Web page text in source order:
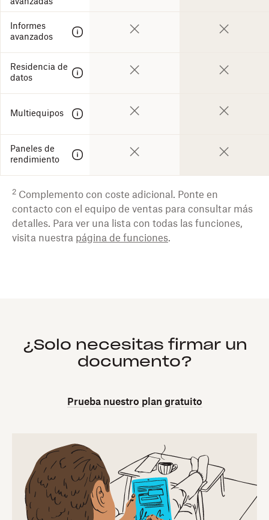
avanzadas
Informes
avanzados
Residencia de
datos
Multiequipos
Paneles de
rendimiento
2 Complemento con coste adicional. Ponte en
contacto con el equipo de ventas para consultar más
detalles. Para ver una lista con todas las funciones,
visita nuestra página de funciones.
¿Solo necesitas firmar un
documento?
Prueba nuestro plan gratuito